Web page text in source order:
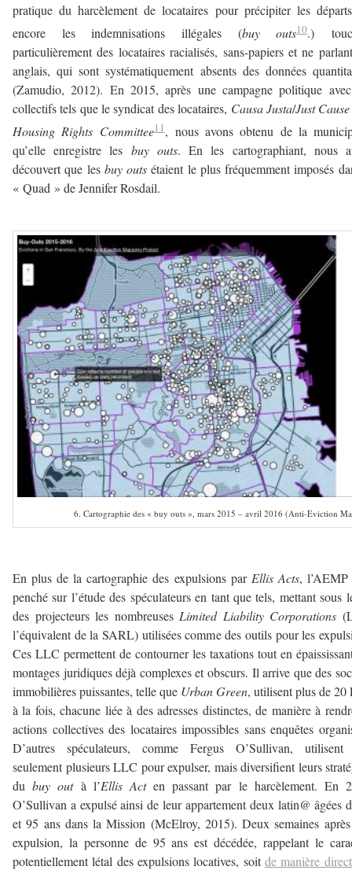
pratique du harcèlement de locataires pour précipiter les
encore les indemnisations illégales (buy outs10.)
particulièrement des locataires racialisés, sans-papiers et ne
anglais, qui sont systématiquement absents des données
(Zamudio, 2012). En 2015, après une campagne politique
collectifs tels que le syndicat des locataires, Causa Justa/Just Cause
Housing Rights Committee11, nous avons obtenu de la
qu’elle enregistre les buy outs. En les cartographiant, nous
découvert que les buy outs étaient le plus fréquemment imposés
« Quad » de Jennifer Rosdail.
6. Cartographie des « buy outs », mars 2015 – avril 2016 (Anti-Eviction
En plus de la cartographie des expulsions par Ellis Acts, l’AEMP
penché sur l’étude des spéculateurs en tant que tels, mettant sous
des projecteurs les nombreuses Limited Liability Corporations
l’équivalent de la SARL) utilisées comme des outils pour les
Ces LLC permettent de contourner les taxations tout en
montages juridiques déjà complexes et obscurs. Il arrive que des
immobilières puissantes, telle que Urban Green, utilisent plus de
à la fois, chacune liée à des adresses distinctes, de manière à
actions collectives des locataires impossibles sans enquêtes
D’autres spéculateurs, comme Fergus O’Sullivan,
seulement plusieurs LLC pour expulser, mais diversifient leurs
dubuy outà l’Ellis Acten passant par le harcèlement. En
O’Sullivan a expulsé ainsi de leur appartement deux latin@ âgées
et 95 ans dans la Mission (McElroy, 2015). Deux semaines
expulsion, la personne de 95 ans est décédée, rappelant le
potentiellement létal des expulsions locatives, soitde manière